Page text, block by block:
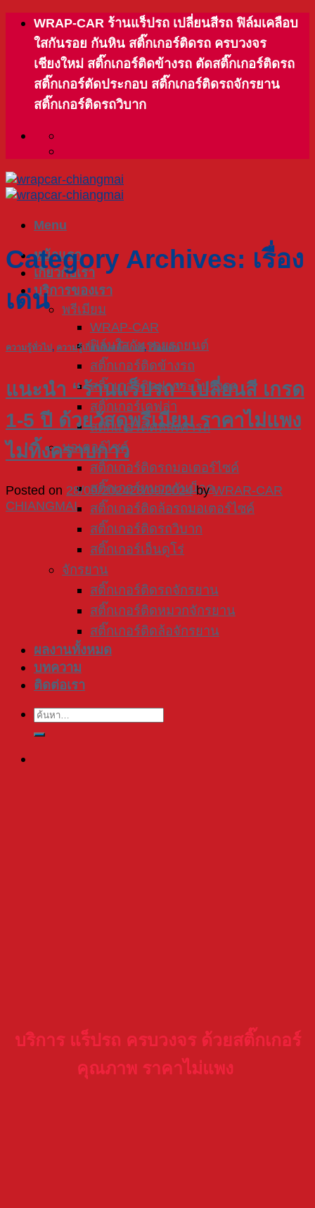
Skip
content
WRAP-CAR ร้านแร็ปรถ เปลี่ยนสีรถ ฟิล์มเคลือบ
ใสกันรอย กันหิน สติ๊กเกอร์ติดรถ ครบวงจร
เชียงใหม่ สติ๊กเกอร์ติดข้างรถ ตัดสติ๊กเกอร์ติดรถ
สติ๊กเกอร์ตัดประกอบ สติ๊กเกอร์ติดรถจักรยาน
สติ๊กเกอร์ติดรถวิบาก
Menu
หน้าแรก
เกี่ยวกับเรา
บริการของเรา
พรีเมียม
WRAP-CAR
ฟิล์มใสกันรอยรถยนต์
สติ๊กเกอร์ติดข้างรถ
สติ๊กเกอร์ติดฝากระโปรงรถ
สติ๊กเกอร์เคฟล่า
สติ๊กเกอร์ติดหลังคารถ
มอเตอร์ไซค์
สติ๊กเกอร์ติดรถมอเตอร์ไซค์
สติ๊กเกอร์หมวกกันน็อค
สติ๊กเกอร์ติดล้อรถมอเตอร์ไซค์
สติ๊กเกอร์ติดรถวิบาก
สติ๊กเกอร์เอ็นดูโร่
จักรยาน
สติ๊กเกอร์ติดรถจักรยาน
สติ๊กเกอร์ติดหมวกจักรยาน
สติ๊กเกอร์ติดล้อจักรยาน
ผลงานทั้งหมด
บทความ
ติดต่อเรา
ค้นหา:
Category Archives: เรื่อง
เด่น
ความรู้ทั่วไป, ความรู้เกี่ยวกับสติ๊กเกอร์,เรื่องเด่น
แนะนำ “ร้านแร็ปรถ” เปลี่ยนสี เกรด
1-5 ปี ด้วยวัสดุพรีเมียม ราคาไม่แพง
ไม่ทิ้งคราบกาว
Posted on 28/09/202428/09/2024 byWRAR-CAR
CHIANGMAI
บริการ แร็ปรถ ครบวงจร ด้วยสติ๊กเกอร์
คุณภาพ ราคาไม่แพง